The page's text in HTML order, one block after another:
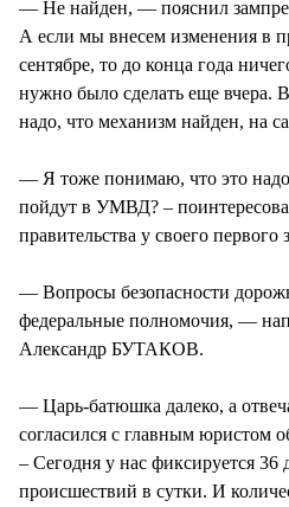
— Не найден, — пояснил
А если мы внесем изменения в
сентябре, то до конца года
нужно было сделать еще вчера.
надо, что механизм найден, на
— Я тоже понимаю, что это
пойдут в УМВД? –
правительства у своего первого
— Вопросы безопасности
федеральные полномочия, —
Александр БУТАКОВ.
— Царь-батюшка далеко, а
согласился с главным
– Сегодня у нас фиксируется
происшествий в сутки. И